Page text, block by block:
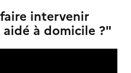
intervenir
à domicile ?"